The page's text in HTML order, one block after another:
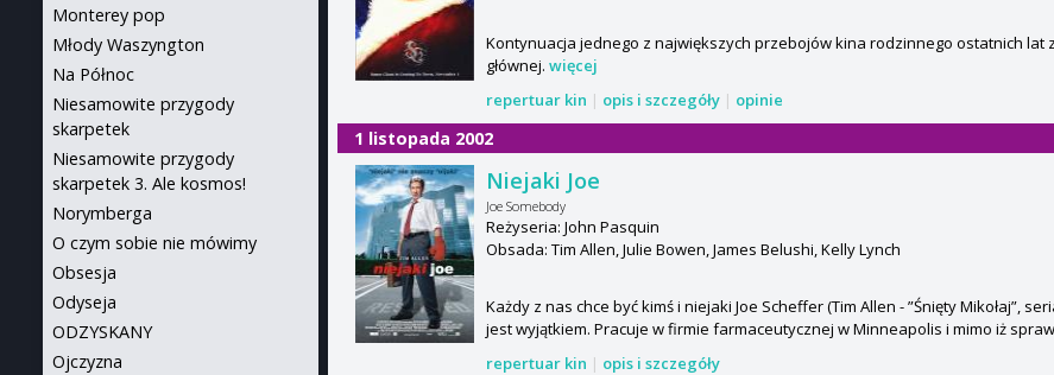
Kontynuacja jednego z największych przebojów kina rodzinnego ostatnich lat
głównej. więcej
repertuar kin | opis i szczegóły | opinie
1 listopada 2002
Niejaki Joe
Joe Somebody
Reżyseria: John Pasquin
Obsada: Tim Allen, Julie Bowen, James Belushi, Kelly Lynch
Każdy z nas chce być kimś i niejaki Joe Scheffer (Tim Allen - ”Śnięty Mikołaj”,
jest wyjątkiem. Pracuje w firmie farmaceutycznej w Minneapolis i mimo iż
repertuar kin | opis i szczegóły
Monterey pop
Młody Waszyngton
Na Północ
Niesamowite przygody
skarpetek
Niesamowite przygody
skarpetek 3. Ale kosmos!
Norymberga
O czym sobie nie mówimy
Obsesja
Odyseja
ODZYSKANY
Ojczyzna